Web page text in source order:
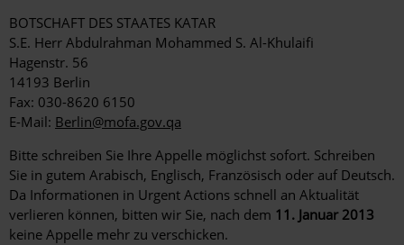
BOTSCHAFT DES STAATES KATAR
S.E. Herr Abdulrahman Mohammed S. Al-Khulaifi
Hagenstr. 56
14193 Berlin
Fax: 030-8620 6150
E-Mail: Berlin@mofa.gov.qa
Bitte schreiben Sie Ihre Appelle möglichst sofort. Schreiben
Sie in gutem Arabisch, Englisch, Französisch oder auf Deutsch.
Da Informationen in Urgent Actions schnell an Aktualität
verlieren können, bitten wir Sie, nach dem 11. Januar 2013
keine Appelle mehr zu verschicken.